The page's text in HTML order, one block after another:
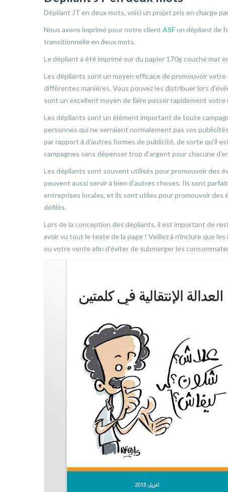
Dépliant JT en deux mots, voici un projet pris en charge
Nous avons imprimé pour notre client ASFun dépliant de
transitionnelle en deux mots.
Le dépliant a été imprimé sur du papier 170g couché mat
Les dépliants sont un moyen efficace de promouvoir
différentes manières. Vous pouvez les distribuer lors
sont un excellent moyen de faire passer rapidement
Les dépliants sont un élément important de toute
personnes qui ne verraient normalement pas vos
par rapport à d’autres formes de publicité, de sorte qu’il
campagnes sans dépenser trop d’argent pour chacune
Les dépliants sont souvent utilisés pour promouvoir des
peuvent aussi servir à bien d’autres choses. Ils sont
entreprises locales, et ils sont utiles pour promouvoir
défilés.
Lors de la conception des dépliants, il est important de
avoir vu tout le texte de la page ! Veillez à n’inclure que
ou votre vente afin d’éviter de submerger les